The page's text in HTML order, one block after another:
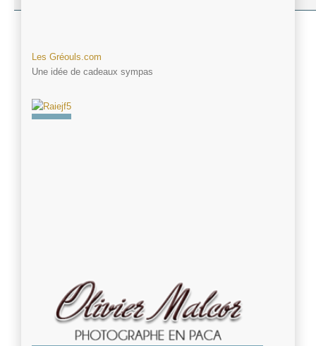
Les Gréouls.com
Une idée de cadeaux sympas